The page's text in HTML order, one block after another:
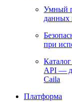
Умный
данных
при
API —
Caila
Платформа